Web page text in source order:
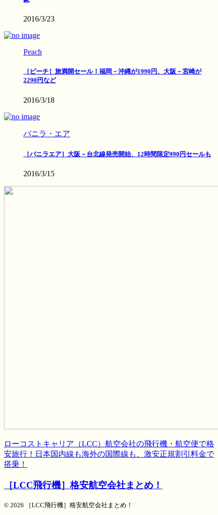
2016/3/23
Peach
［ピーチ］旅満開セール！福岡－沖縄が1990円、大阪－宮崎が
2290円など
2016/3/18
バニラ・エア
［バニラエア］大阪－台北線発売開始、12時間限定990円セールも
2016/3/15
ローコストキャリア（LCC）航空会社の飛行機・航空便で格
安旅行！日本国内線も海外の国際線も、激安正規割引料金で
搭乗！
［LCC飛行機］格安航空会社まとめ！
© 2026 ［LCC飛行機］格安航空会社まとめ！